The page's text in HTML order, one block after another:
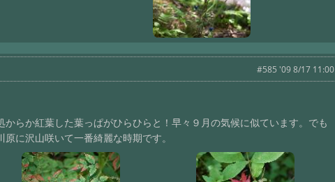
#585 '09 8/17 11:00
らか紅葉した葉っぱがひらひらと！早々９月の気候に似ています。でも
に沢山咲いて一番綺麗な時期です。